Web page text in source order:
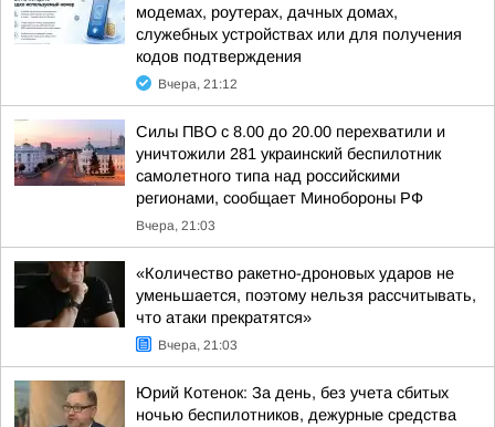
модемах, роутерах, дачных домах,
служебных устройствах или для получения
кодов подтверждения
Вчера, 21:12
Силы ПВО с 8.00 до 20.00 перехватили и
уничтожили 281 украинский беспилотник
самолетного типа над российскими
регионами, сообщает Минобороны РФ
Вчера, 21:03
«Количество ракетно-дроновых ударов не
уменьшается, поэтому нельзя рассчитывать,
что атаки прекратятся»
Вчера, 21:03
Юрий Котенок: За день, без учета сбитых
ночью беспилотников, дежурные средства